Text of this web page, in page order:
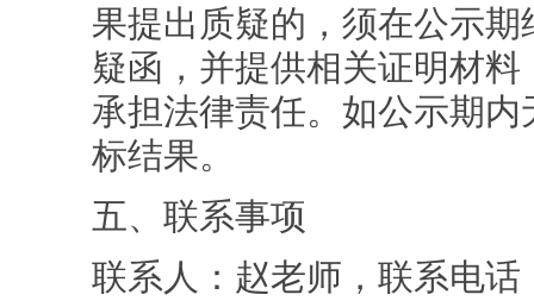
果提出质疑的，须在公示
疑函，并提供相关证明材
承担法律责任。如公示期
标结果。
五、联系事项
联系人：赵老师，联系电话